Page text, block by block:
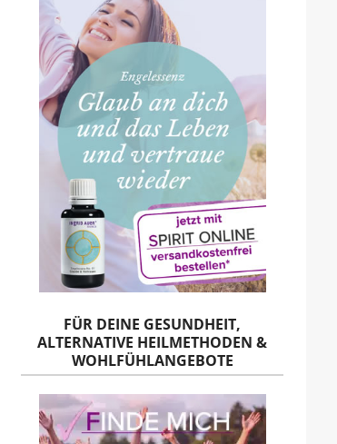
FÜR DEINE GESUNDHEIT,
ALTERNATIVE HEILMETHODEN &
WOHLFÜHLANGEBOTE